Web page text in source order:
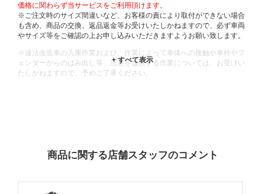
価格に関わらず当サービスをご利用頂けます。
※ご注文時のサイズ間違いなど、お客様の責により取付ができない場合
も含め、商品の交換、返品返金等お受けいたしかねますので、必ず車両
やサイズ等をご確認の上お申し込みいただきますようお願い致します。
※違法改造車の入庫作業および、作業によって車体への接触や車枠やフ
ェンダーからのはみ出し等、法規を逸脱する作業については、お受けい
たしかねますので、予めご了承ください。
商品に関する店舗スタッフのコメント